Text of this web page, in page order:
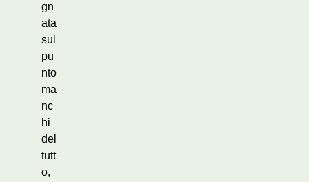
gn
ata
sul
pu
nto
ma
nc
hi
del
tutt
o,